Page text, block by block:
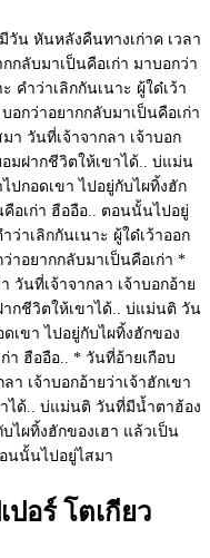
น หันหลังคืนทางเก่าค เวลา
กลับมาเป็นคือเก่า มาบอกว่า
คำว่าเลิกกันเนาะ ผู้ใด๋เว้า
อกว่าอยากกลับมาเป็นคือเก่า
า วันที่เจ้าจากลา เจ้าบอก
มฝากชีวิตให้เขาได้.. บ่แม่น
ปกอดเขา ไปอยู่กับไผทิ้งฮัก
อเก่า ฮืออือ.. ตอนนั้นไปอยู่
ว่าเลิกกันเนาะ ผู้ใด๋เว้าออก
าอยากกลับมาเป็นคือเก่า *
วันที่เจ้าจากลา เจ้าบอกอ้าย
ากชีวิตให้เขาได้.. บ่แม่นติ วัน
เขา ไปอยู่กับไผทิ้งฮักของ
า ฮืออือ.. * วันที่อ้ายเกือบ
า เจ้าบอกอ้ายว่าเจ้าฮักเขา
ได้.. บ่แม่นติ วันที่มีน้ำตาฮ้อง
ไผทิ้งฮักของเฮา แล้วเป็น
นนั้นไปอยู่ไสมา
ปอร์ โตเกียว